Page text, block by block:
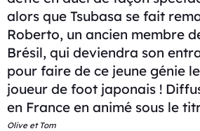
alors que Tsubasa se fait
Roberto, un ancien membre
Brésil, qui deviendra son
pour faire de ce jeune génie
joueur de foot japonais !
en France en animé sous le
Olive et Tom